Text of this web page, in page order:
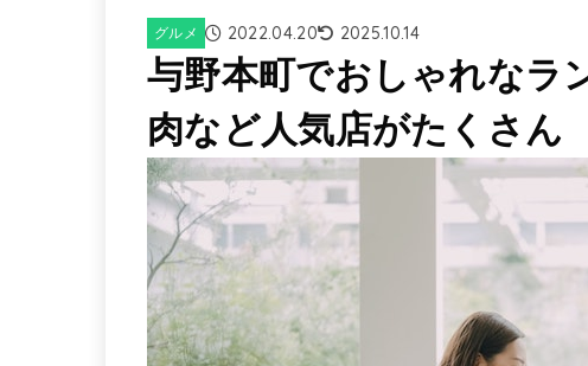
グルメ 2022.04.20 2025.10.14
与野本町でおしゃれなラ
肉など人気店がたくさん